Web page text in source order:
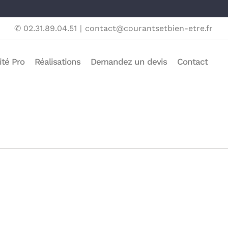
✆ 02.31.89.04.51 | contact@courantsetbien-etre.fr
Pro Réalisations Demandez un devis Contact